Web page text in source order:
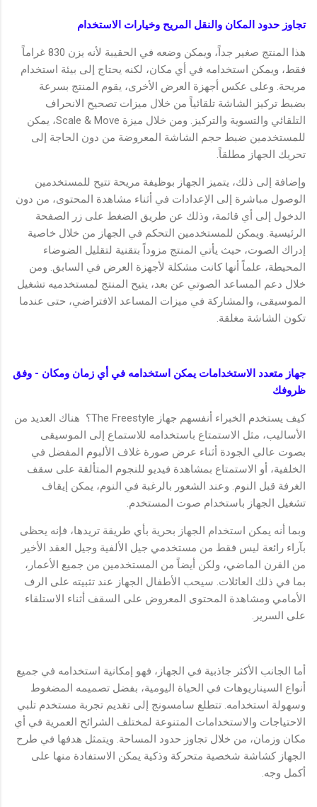
تجاوز حدود المكان والنقل المريح وخيارات الاستخدام
هذا المنتج صغير جداً، ويمكن وضعه في الحقيبة لأنه يزن 830 غراماً
فقط، ويمكن استخدامه في أي مكان، لكنه يحتاج إلى بيئة استخدام
مريحة. وعلى عكس أجهزة العرض الأخرى، يقوم المنتج بسرعة
بضبط تركيز الشاشة تلقائياً من خلال ميزات تصحيح الانحراف
التلقائي والتسوية والتركيز. ومن خلال ميزة Scale & Move، يمكن
للمستخدمين ضبط حجم الشاشة المعروضة من دون الحاجة إلى
تحريك الجهاز مطلقاً.
وإضافة إلى ذلك، يتميز الجهاز بوظيفة مريحة تتيح للمستخدمين
الوصول مباشرة إلى الإعدادات في أثناء مشاهدة المحتوى، من دون
الدخول إلى أي قائمة، وذلك عن طريق الضغط على زر الصفحة
الرئيسية. ويمكن للمستخدمين التحكم في الجهاز من خلال خاصية
إدراك الصوت، حيث يأتي المنتج مزوداً بتقنية لتقليل الضوضاء
المحيطة، علماً أنها كانت مشكلة لأجهزة العرض في السابق. ومن
خلال دعم المساعد الصوتي عن بعد، يتيح المنتج لمستخدميه تشغيل
الموسيقى، والمشاركة في ميزات المساعد الافتراضي، حتى عندما
تكون الشاشة مغلقة.
جهاز متعدد الاستخدامات يمكن استخدامه في أي زمان ومكان - وفق
ظروفك
كيف يستخدم الخبراء أنفسهم جهاز The Freestyle؟ هناك العديد من
الأساليب، مثل الاستمتاع باستخدامه للاستماع إلى الموسيقى
بصوت عالي الجودة أثناء عرض صورة غلاف الألبوم المفضل في
الخلفية، أو الاستمتاع بمشاهدة فيديو للنجوم المتألقة على سقف
الغرفة قبل النوم. وعند الشعور بالرغبة في النوم، يمكن إيقاف
تشغيل الجهاز باستخدام صوت المستخدم.
وبما أنه يمكن استخدام الجهاز بحرية بأي طريقة تريدها، فإنه يحظى
بآراء رائعة ليس فقط من مستخدمي جيل الألفية وجيل العقد الأخير
من القرن الماضي، ولكن أيضاً من المستخدمين من جميع الأعمار،
بما في ذلك العائلات. سيحب الأطفال الجهاز عند تثبيته على الرف
الأمامي ومشاهدة المحتوى المعروض على السقف أثناء الاستلقاء
على السرير.
أما الجانب الأكثر جاذبية في الجهاز، فهو إمكانية استخدامه في جميع
أنواع السيناريوهات في الحياة اليومية، بفضل تصميمه المضغوط
وسهولة استخدامه. تتطلع سامسونج إلى تقديم تجربة مستخدم تلبي
الاحتياجات والاستخدامات المتنوعة لمختلف الشرائح العمرية في أي
مكان وزمان، من خلال تجاوز حدود المساحة. ويتمثل هدفها في طرح
الجهاز كشاشة شخصية متحركة وذكية يمكن الاستفادة منها على
أكمل وجه.